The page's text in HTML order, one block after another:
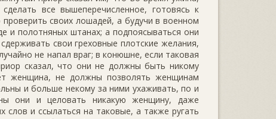
все вышеперечисленное, готовясь к
своих лошадей, а будучи в военном
и полотняных штанах; а подпоясываться они
свои греховные плотские желания,
не напал враг; в конюшне, если таковая
сказал, что они не должны быть никому
женщина, не должны позволять женщинам
и больше некому за ними ухаживать, по и
они и целовать никакую женщину, даже
и ссылаться на таковые, а также ругать